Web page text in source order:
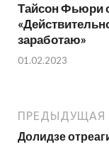
Тайсон Фьюри
заработаю»
01.02.2023
ПРЕДЫДУЩАЯ
Долидзе